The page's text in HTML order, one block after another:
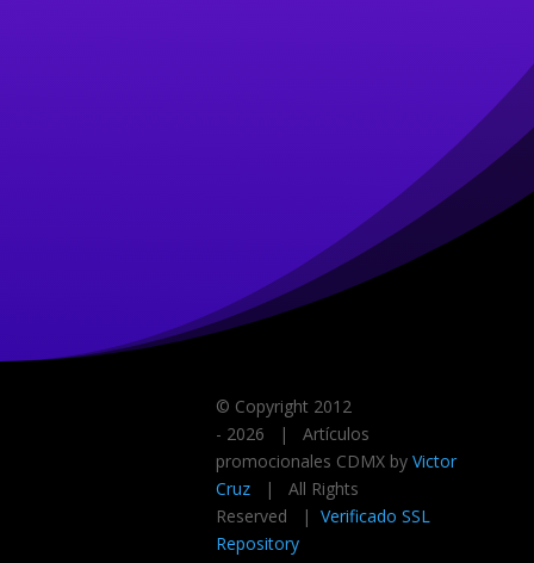
© Copyright 2012
- 2026 | Artículos
promocionales CDMX by Victor
Cruz| All Rights
Reserved | Verificado SSL
Repository